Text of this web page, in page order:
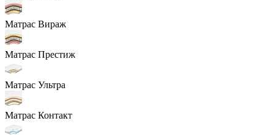
Матрас Вираж
Матрас Престиж
Матрас Ультра
Матрас Контакт